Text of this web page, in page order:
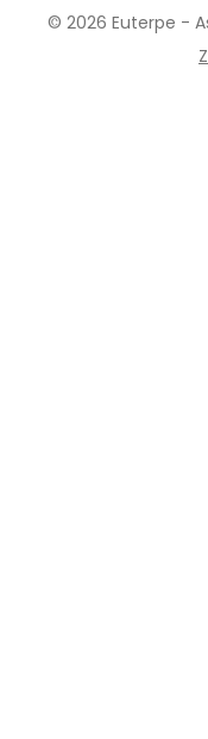
© 2026 Euterpe -